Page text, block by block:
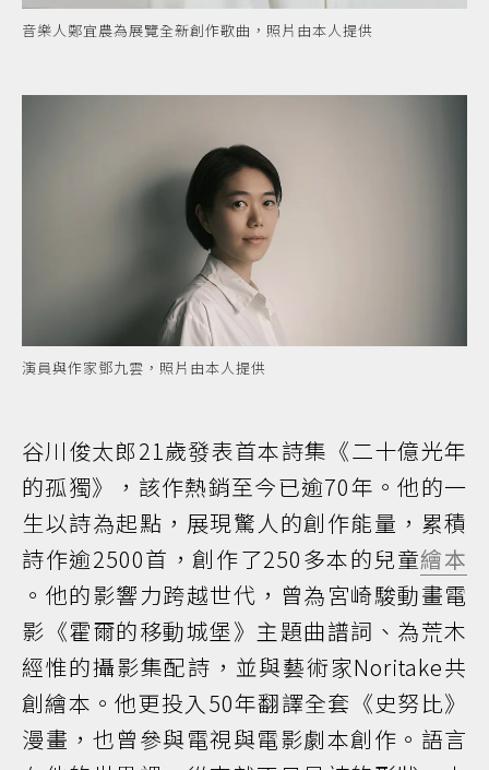
音樂人鄭宜農為展覽全新創作歌曲，照片由本人提供
演員與作家鄧九雲，照片由本人提供
谷川俊太郎21歲發表首本詩集《二十億光年
的孤獨》，該作熱銷至今已逾70年。他的一
生以詩為起點，展現驚人的創作能量，累積
詩作逾2500首，創作了250多本的兒童繪本
。他的影響力跨越世代，曾為宮崎駿動畫電
影《霍爾的移動城堡》主題曲譜詞、為荒木
經惟的攝影集配詩，並與藝術家Noritake共
創繪本。他更投入50年翻譯全套《史努比》
漫畫，也曾參與電視與電影劇本創作。語言